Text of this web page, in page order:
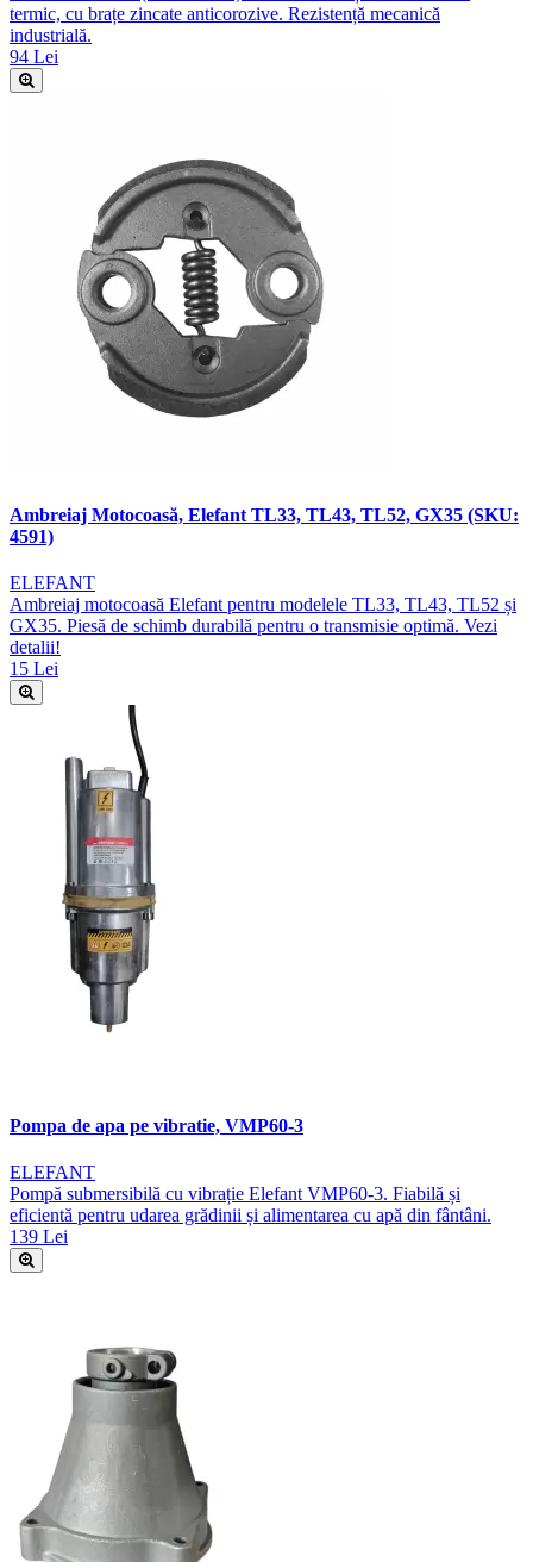
termic, cu brațe zincate anticorozive. Rezistență mecanică
industrială.
94 Lei
Ambreiaj Motocoasă, Elefant TL33, TL43, TL52, GX35 (SKU:
4591)
ELEFANT
Ambreiaj motocoasă Elefant pentru modelele TL33, TL43, TL52 și
GX35. Piesă de schimb durabilă pentru o transmisie optimă. Vezi
detalii!
15 Lei
Pompa de apa pe vibratie, VMP60-3
ELEFANT
Pompă submersibilă cu vibrație Elefant VMP60-3. Fiabilă și
eficientă pentru udarea grădinii și alimentarea cu apă din fântâni.
139 Lei